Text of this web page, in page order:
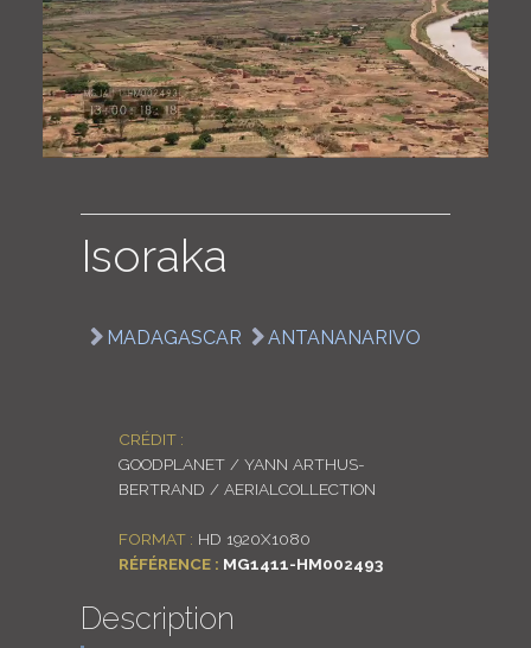
CARTE
COLLECTIONS
Isoraka
MADAGASCAR ANTANANARIVO
CRÉDIT :
GOODPLANET / YANN ARTHUS-
BERTRAND / AERIALCOLLECTION
FORMAT : HD 1920X1080
RÉFÉRENCE : MG1411-HM002493
Description